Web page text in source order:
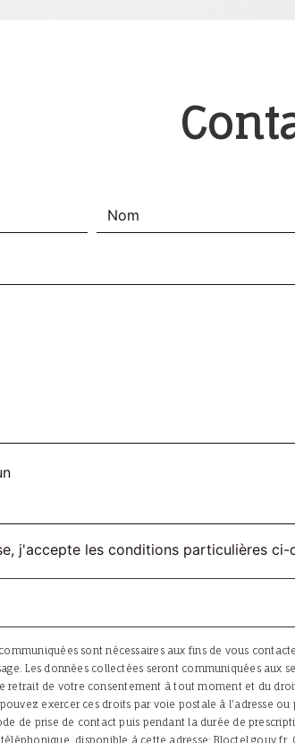
j'accepte les conditions particulières ci-
sont nécessaires aux fins de vous
Les données collectées seront communiquées aux
retrait de votre consentement à tout moment et du
exercer ces droits par voie postale à l'adresse
de prise de contact puis pendant la durée de
disponible à cette adresse:Bloctel.gouv.fr.